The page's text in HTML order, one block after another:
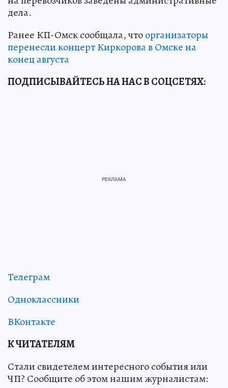
дела.
Ранее КП-Омск сообщала, чтоорганизаторы
перенесли концерт Киркорова в Омске на
конец августа
ПОДПИСЫВАЙТЕСЬ НА НАС В СОЦСЕТЯХ:
Телеграм
Одноклассники
ВКонтакте
К ЧИТАТЕЛЯМ
Стали свидетелем интересного события или
ЧП? Сообщите об этом нашим журналистам: